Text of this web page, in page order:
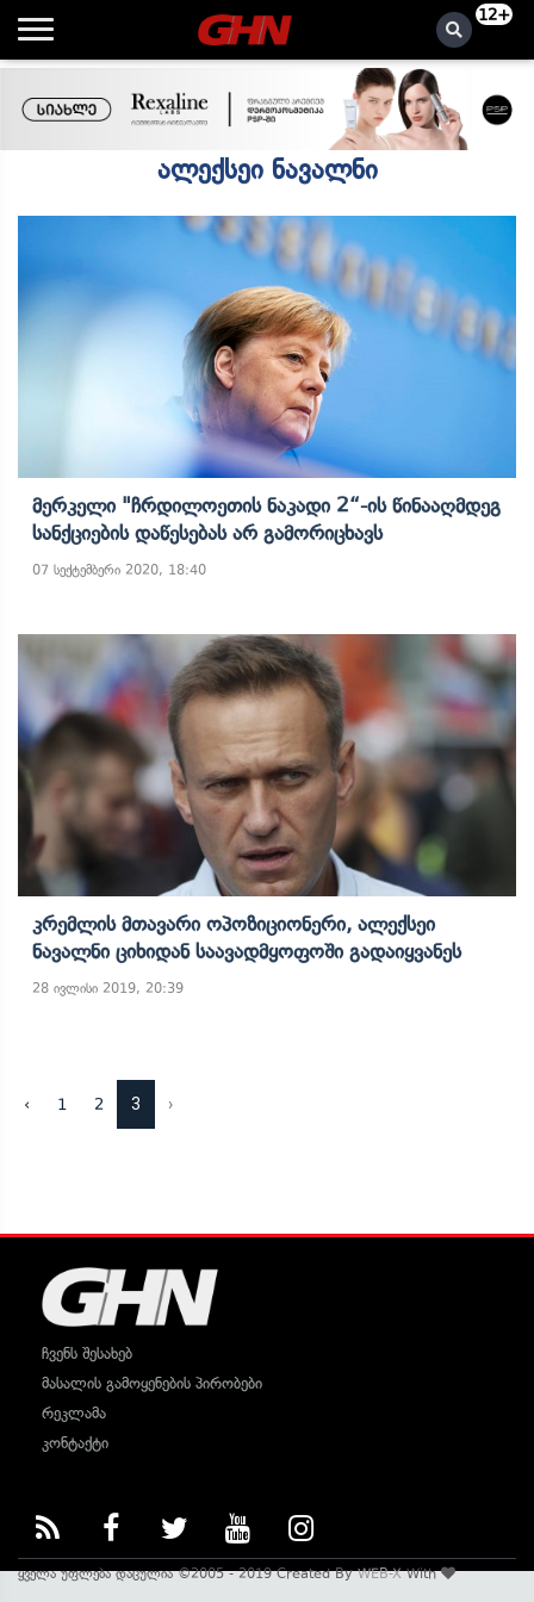
12+
ალექსეი ნავალნი
Მერკელი "ჩრდილოეთის Ნაკადი 2“-Ის Წინააღმდეგ
Სანქციების Დაწესებას Არ Გამორიცხავს
07 სექტემბერი 2020, 18:40
Კრემლის Მთავარი Ოპოზიციონერი, Ალექსეი
Ნავალნი Ციხიდან Საავადმყოფოში Გადაიყვანეს
28 ივლისი 2019, 20:39
‹ 1 2 3 ›
ჩვენს შესახებ
მასალის გამოყენების პირობები
რეკლამა
კონტაქტი
ყველა უფლება დაცულია ©2005 - 2019 Created ByWEB-XWith